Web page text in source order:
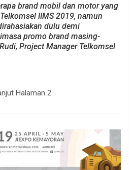
brand mobil dan motor yang
IIMS 2019, namun
dulu demi
promo brand masing-
Project Manager Telkomsel
Halaman 2